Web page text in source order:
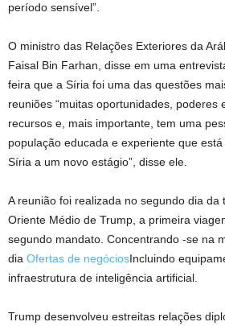
período sensível”.
O ministro das Relações Exteriores da
Faisal Bin Farhan, disse em uma
feira que a Síria foi uma das questões
reuniões “muitas oportunidades, poderes
recursos e, mais importante, tem uma
população educada e experiente que
Síria a um novo estágio”, disse ele.
A reunião foi realizada no segundo dia da
Oriente Médio de Trump, a primeira
segundo mandato. Concentrando -se na
dia Ofertas de negóciosIncluindo
infraestrutura de inteligência artificial.
Trump desenvolveu estreitas relações